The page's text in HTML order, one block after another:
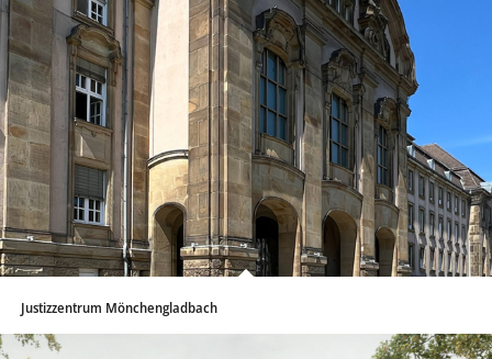
Justizzentrum Mönchengladbach